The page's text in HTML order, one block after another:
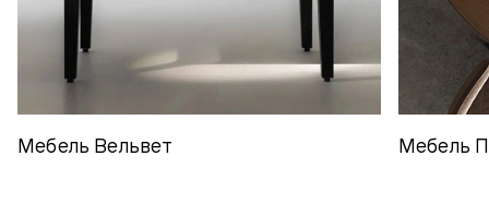
Мебель Вельвет Мебель